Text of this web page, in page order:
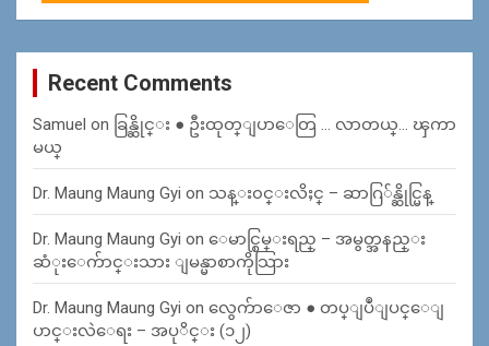
Recent Comments
Samuel on ခြန္ဆိုင္း ● ဦးထုတ္ျပာေတြ … လာတယ္… ၾကာ
မယ္
Dr. Maung Maung Gyi on သန္း၀င္းလိႈင္ – ဆာဂြ်န္ဆိုင္မြန္
Dr. Maung Maung Gyi on ေမာင္စြမ္းရည္ – အမွတ္အနည္း
ဆံုးေက်ာင္းသား ျမန္မာစာကိုသြား
Dr. Maung Maung Gyi on လွေက်ာေဇာ ● တပ္ျပဳျပင္ေျ
ပာင္းလဲေရး – အပုိင္း (၁၂)